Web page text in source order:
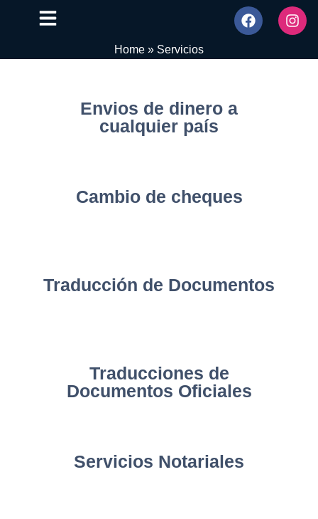
Home » Servicios
Envios de dinero a
cualquier país
Cambio de cheques
Traducción de Documentos
Traducciones de
Documentos Oficiales
Servicios Notariales